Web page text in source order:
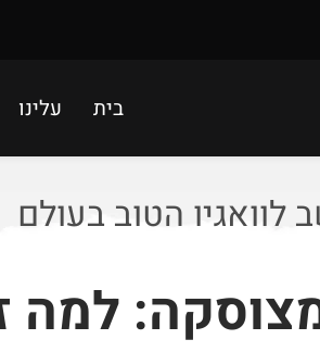
בית עלינו
לוואגיו הטוב בעולם
מצוסקה: למה